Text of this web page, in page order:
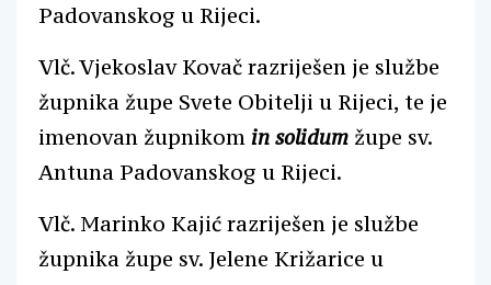
Padovanskog u Rijeci.
Vlč. Vjekoslav Kovač razriješen je službe
župnika župe Svete Obitelji u Rijeci, te je
imenovan župnikom in solidum župe sv.
Antuna Padovanskog u Rijeci.
Vlč. Marinko Kajić razriješen je službe
župnika župe sv. Jelene Križarice u